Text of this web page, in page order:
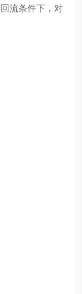
流条件下，对